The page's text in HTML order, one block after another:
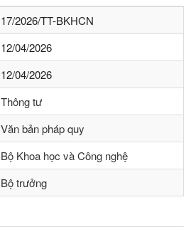
17/2026/TT-BKHCN
12/04/2026
12/04/2026
Thông tư
Văn bản pháp quy
Bộ Khoa học và Công nghệ
Bộ trưởng